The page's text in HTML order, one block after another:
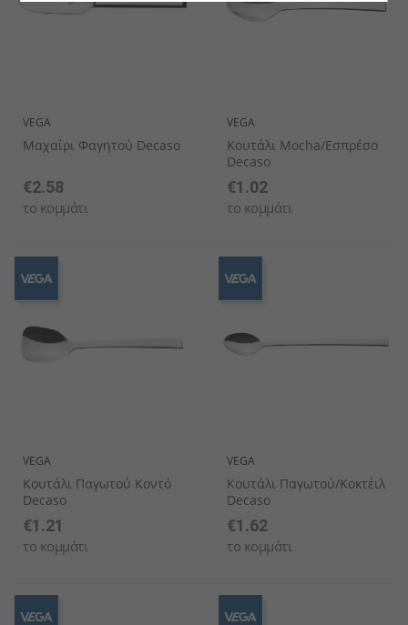
VEGA
Μαχαίρι Φαγητού Decaso
€2.58
το κομμάτι
VEGA
Κουτάλι Mocha/Εσπρέσο
Decaso
€1.02
το κομμάτι
VEGA
Κουτάλι Παγωτού Κοντό
Decaso
€1.21
το κομμάτι
VEGA
Κουτάλι Παγωτού/κοκτέιλ
Decaso
€1.62
το κομμάτι